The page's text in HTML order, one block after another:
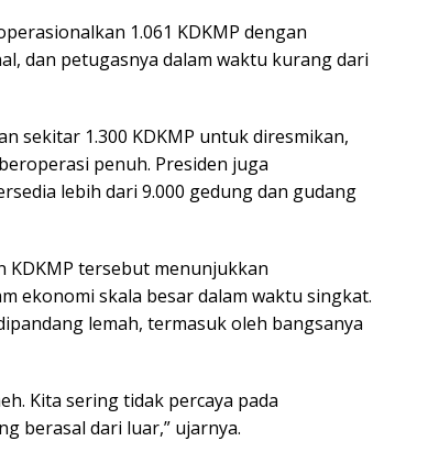
1.061 KDKMP dengan
dan petugasnya dalam waktu kurang dari
sekitar 1.300 KDKMP untuk diresmikan,
penuh. Presiden juga
lebih dari 9.000 gedung dan gudang
tersebut menunjukkan
ekonomi skala besar dalam waktu singkat.
lemah, termasuk oleh bangsanya
Kita sering tidak percaya pada
berasal dari luar,” ujarnya.